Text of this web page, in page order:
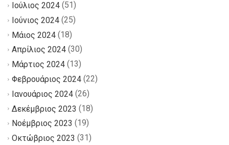
Ιούλιος 2024 (51)
Ιούνιος 2024 (25)
Μάιος 2024 (18)
Απρίλιος 2024 (30)
Μάρτιος 2024 (13)
Φεβρουάριος 2024 (22)
Ιανουάριος 2024 (26)
Δεκέμβριος 2023 (18)
Νοέμβριος 2023 (19)
Οκτώβριος 2023 (31)